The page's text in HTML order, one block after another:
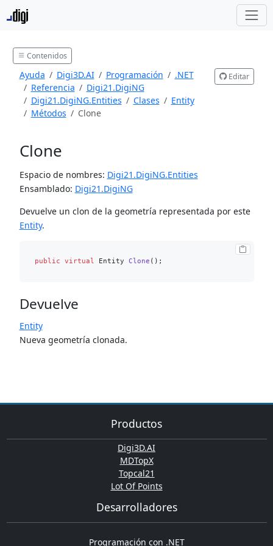
Contenidos
Ayuda Digi3D.AI Programación
.NET
Referencia
Digi21.DigiNG
Digi21.DigiNG.Entities
Clases
Entity
Métodos
Clone
Editar
Clone
Espacio de nombres: Digi21.DigiNG.Entities
Ensamblado: Digi21.DigiNG
Devuelve un clon de la geometría representada por este
Entity.
public virtual Entity Clone ()
Devuelve
Entity
Nueva geometría clonada.
Productos
Digi3D.AI
MDTopX
Topcal21
Lot Of Points
Desarrolladores
Programación con .NET